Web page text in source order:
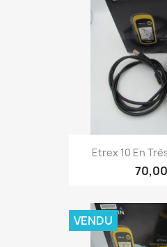

Etrex 10 En
VENDU